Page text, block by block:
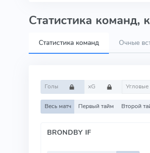
Статистика команд,
Статистика команд Очные
Голы xG Угловые
Весь матч Первый тайм Второй
BRONDBY IF